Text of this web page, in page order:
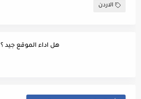
الاردن
هل اداء الموقع جيد ؟